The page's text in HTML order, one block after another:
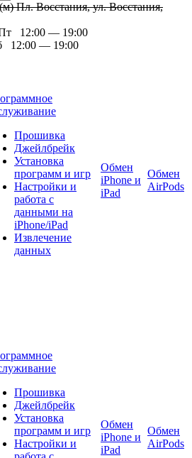
Пл. Восстания, ул. Восстания,
12:00 — 19:00
12:00 — 19:00
Прошивка
Джейлбрейк
Установка
программ и игр
Настройки и
работа с
данными на
iPhone/iPad
Извлечение
данных
Обмен
iPhone и
iPad
Обмен
AirPods
Прошивка
Джейлбрейк
Установка
программ и игр
Настройки и
Обмен
iPhone и
iPad
Обмен
AirPods